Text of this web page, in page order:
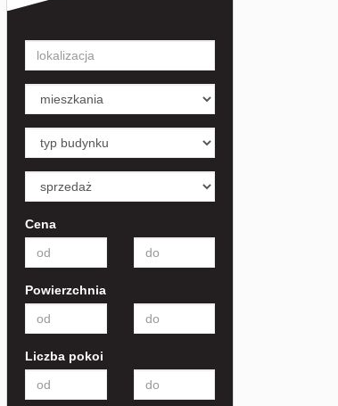
Cena
Powierzchnia
Liczba pokoi